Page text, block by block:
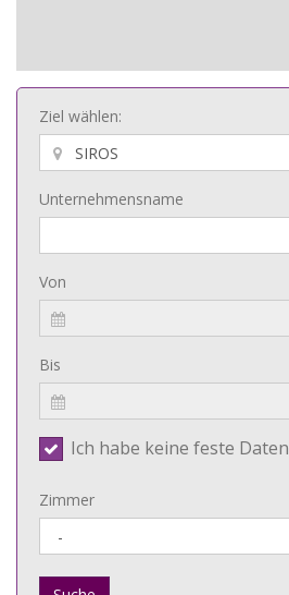
Ziel wählen:
Unternehmensname
Von
Bis
Ich habe keine feste Daten
Zimmer